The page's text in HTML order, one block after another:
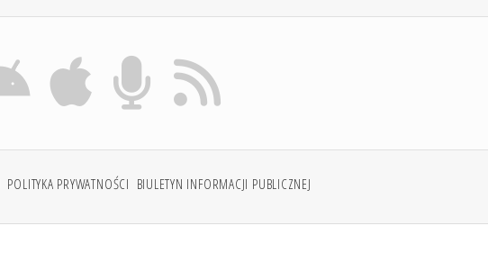
POLITYKA PRYWATNOŚCI BIULETYN INFORMACJI PUBLICZNEJ